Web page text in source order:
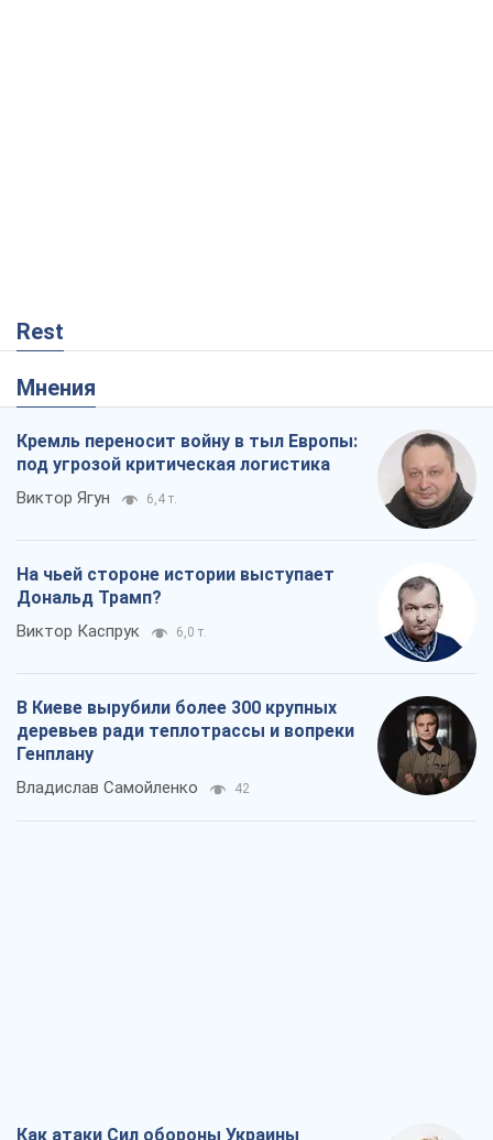
Rest
Мнения
Кремль переносит войну в тыл Европы:
под угрозой критическая логистика
Виктор Ягун 6,4 т.
На чьей стороне истории выступает
Дональд Трамп?
Виктор Каспрук 6,0 т.
В Киеве вырубили более 300 крупных
деревьев ради теплотрассы и вопреки
Генплану
Владислав Самойленко 42
Как атаки Сил обороны Украины